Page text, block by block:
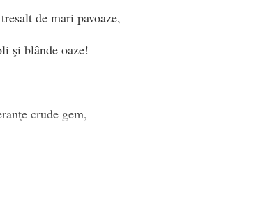
de mari pavoaze,
şi blânde oaze!
crude gem,
suprem!